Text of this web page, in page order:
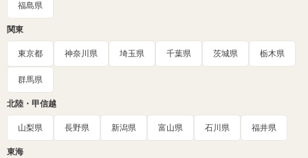
福島県
関東
東京都 神奈川県 埼玉県 千葉県 茨城県 栃木県
群馬県
北陸・甲信越
山梨県 長野県 新潟県 富山県 石川県 福井県
東海